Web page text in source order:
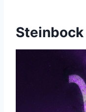
Steinbock